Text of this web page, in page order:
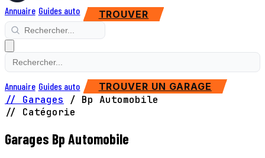
Annuaire Guides auto TROUVER
Annuaire Guides auto TROUVER UN GARAGE
// Garages / Bp Automobile
// Catégorie
Garages Bp Automobile